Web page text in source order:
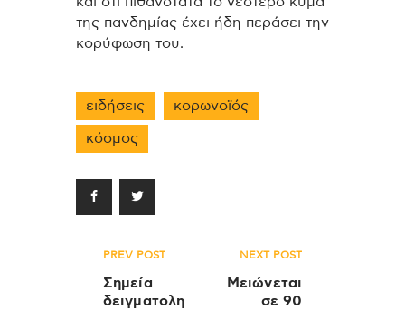
της πανδημίας έχει ήδη περάσει την
κορύφωση του.
ειδήσεις κορωνοϊός
κόσμος
Πλοήγηση
άρθρων
PREV POST
Σημεία
δειγματολη
NEXT POST
Μειώνεται
σε 90